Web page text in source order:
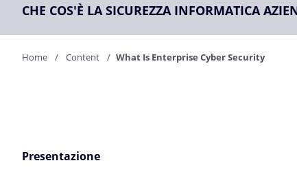
CHE COS'È LA SICUREZZA INFORMATICA
Home Content What Is Enterprise Cyber Security
Presentazione